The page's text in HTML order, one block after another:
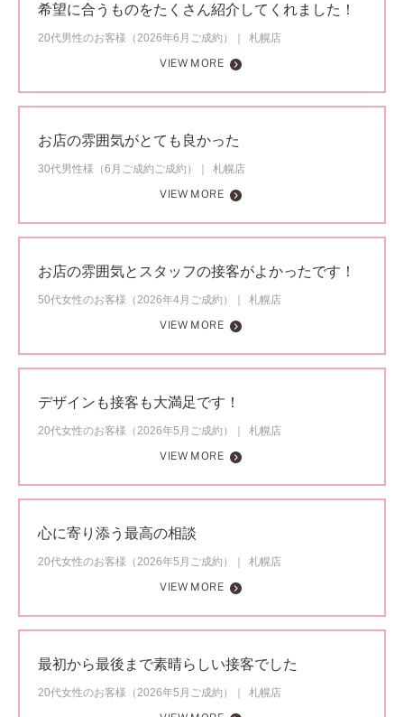
希望に合うものをたくさん紹介してくれました！
20代男性のお客様（2026年6月ご成約）
札幌店
VIEW MORE
お店の雰囲気がとても良かった
30代男性様（6月ご成約ご成約）
札幌店
VIEW MORE
お店の雰囲気とスタッフの接客がよかったです！
50代女性のお客様（2026年4月ご成約）
札幌店
VIEW MORE
デザインも接客も大満足です！
20代女性のお客様（2026年5月ご成約）
札幌店
VIEW MORE
心に寄り添う最高の相談
20代女性のお客様（2026年5月ご成約）
札幌店
VIEW MORE
最初から最後まで素晴らしい接客でした
20代女性のお客様（2026年5月ご成約）
札幌店